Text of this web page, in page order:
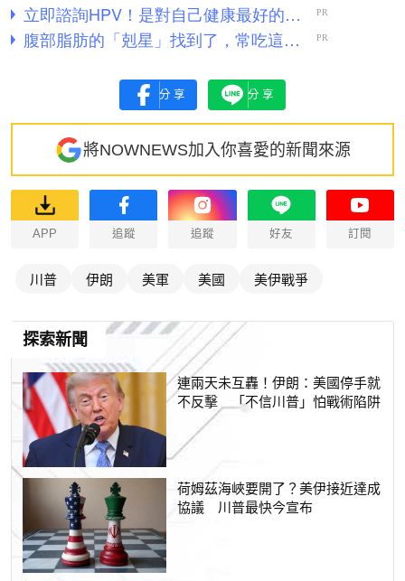
分享 分享
將NOWNEWS加入你喜愛的新聞來源
APP 追蹤 追蹤 好友 訂閱
川普 伊朗 美軍 美國 美伊戰爭
探索新聞
連兩天未互轟！伊朗：美國停手就
不反擊 「不信川普」怕戰術陷阱
荷姆茲海峽要開了？美伊接近達成
協議 川普最快今宣布